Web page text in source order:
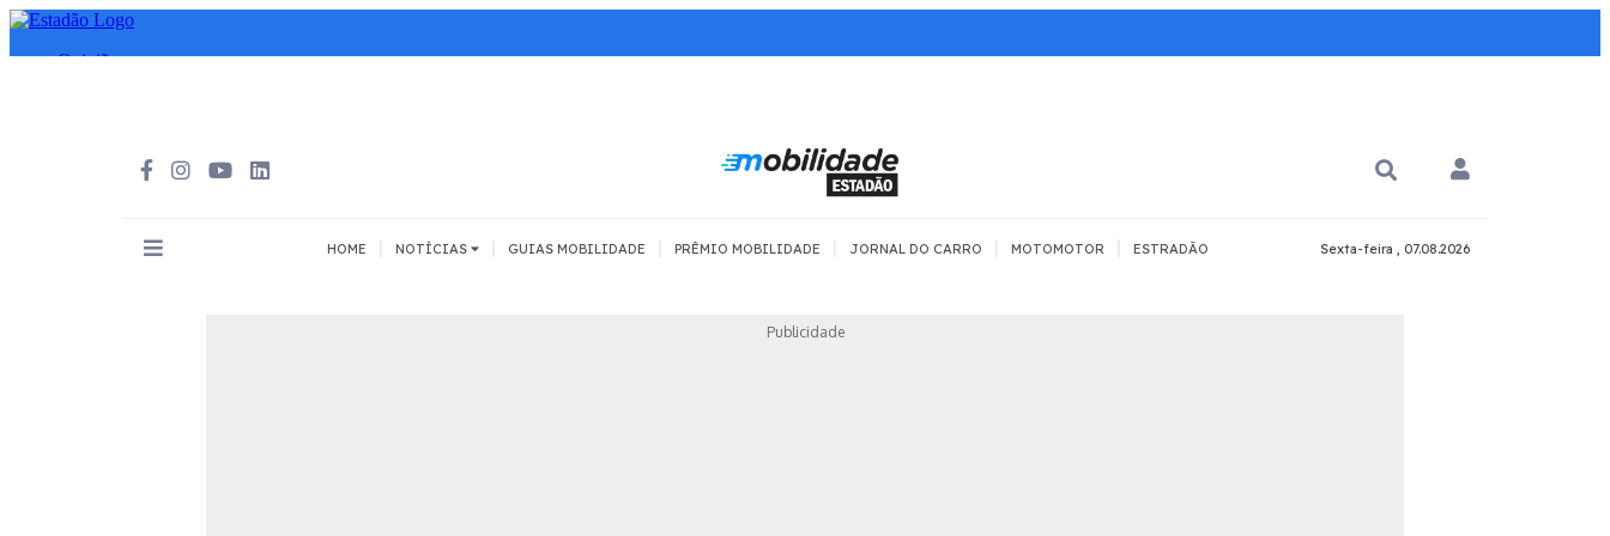
HOME NOTÍCIAS
MOBILIDADE COM
SEGURANÇA
GUIAS MOBILIDADE PRÊMIO MOBILIDADE JORNAL DO CARRO MOTOMOTOR ESTRADÃO Sexta-feira , 07.08.2026
Publicidade